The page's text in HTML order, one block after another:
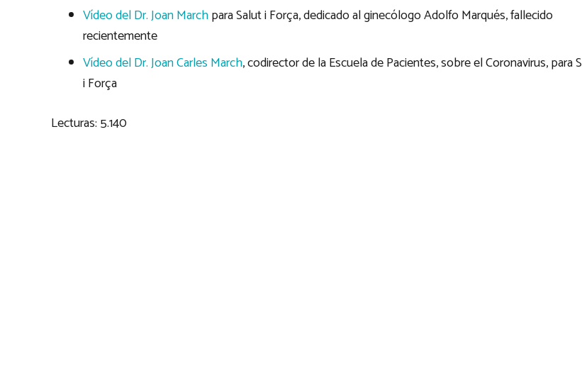
Vídeo del Dr. Joan Marchpara Salut i Força, dedicado al ginecólogo Adolfo Marqués, fallecido
recientemente
Vídeo del Dr. Joan Carles March, codirector de la Escuela de Pacientes, sobre el Coronavirus, para
i Força
Lecturas: 5.140